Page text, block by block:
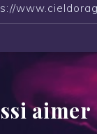
aimer